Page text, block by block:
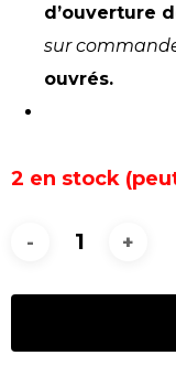
d’ouverture
sur
ouvrés.
2 en stock